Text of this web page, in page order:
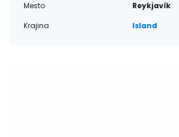
Mesto
Reykjavík
Krajina
Island